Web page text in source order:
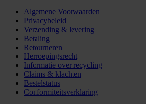
Algemene Voorwaarden
Privacybeleid
Verzending & levering
Betaling
Retourneren
Herroepingsrecht
Informatie over recycling
Claims & klachten
Bestelstatus
Conformiteitsverklaring